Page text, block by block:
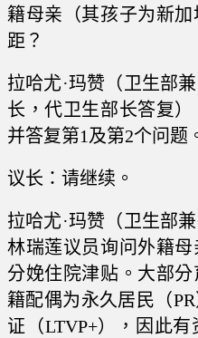
籍母亲（其孩子为新
距？
拉哈尤·玛赞（卫生部
长，代卫生部长答复
并答复第1及第2个问题
议长：请继续。
拉哈尤·玛赞（卫生部
林瑞莲议员询问外籍
分娩住院津贴。大部
籍配偶为永久居民（
证（LTVP+），因此